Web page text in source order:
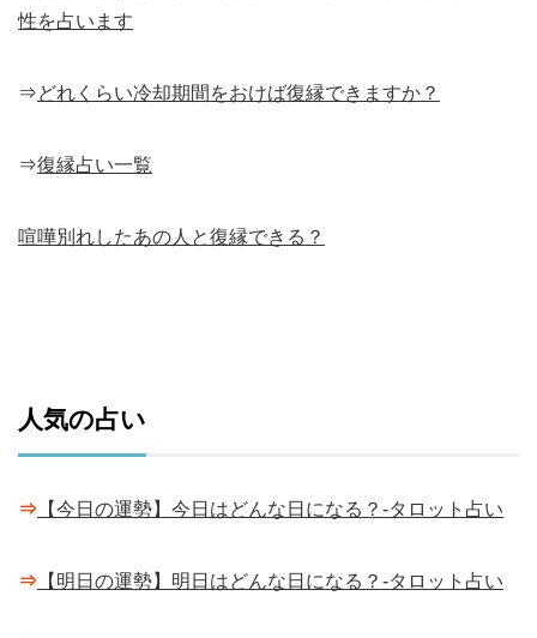
性を占います
⇒どれくらい冷却期間をおけば復縁できますか？
⇒復縁占い一覧
喧嘩別れしたあの人と復縁できる？
人気の占い
⇒ 【今日の運勢】今日はどんな日になる？-タロット占い
⇒ 【明日の運勢】明日はどんな日になる？-タロット占い